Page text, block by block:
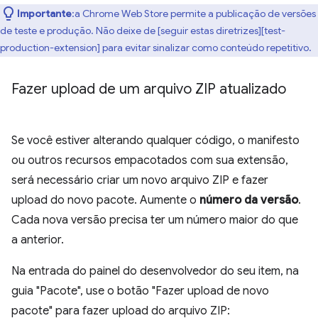
Importante:a Chrome Web Store permite a publicação de versões
de teste e produção. Não deixe de [seguir estas diretrizes][test-
production-extension] para evitar sinalizar como conteúdo repetitivo.
Fazer upload de um arquivo ZIP atualizado
Se você estiver alterando qualquer código, o manifesto
ou outros recursos empacotados com sua extensão,
será necessário criar um novo arquivo ZIP e fazer
upload do novo pacote. Aumente o número da versão.
Cada nova versão precisa ter um número maior do que
a anterior.
Na entrada do painel do desenvolvedor do seu item, na
guia "Pacote", use o botão "Fazer upload de novo
pacote" para fazer upload do arquivo ZIP: